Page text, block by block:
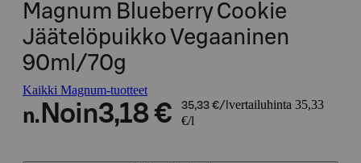
Magnum Blueberry Cookie
Jäätelöpuikko Vegaaninen
90ml/70g
Kaikki Magnum-tuotteet
n. Noin3,18 € 35,33 €/l vertailuhinta 35,33
€/l